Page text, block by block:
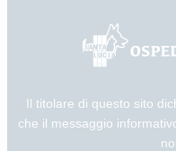
Il titolare di questo sito
che il messaggio